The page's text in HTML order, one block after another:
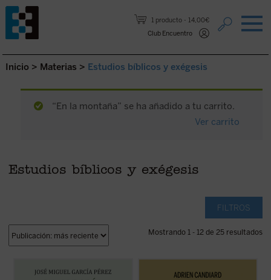
1 producto
14,00€
Club Encuentro
Saltar al contenido.
Inicio > Materias > Estudios bíblicos y exégesis
“En la montaña” se ha añadido a tu carrito.
Ver carrito
Estudios bíblicos y exégesis
FILTROS
Mostrando 1 - 12 de 25 resultados
que devuelve a la palabra paulina su
Adrien Candiard nos conduce al corazón